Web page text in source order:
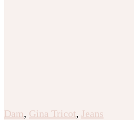
Dam, Gina Tricot, Jeans